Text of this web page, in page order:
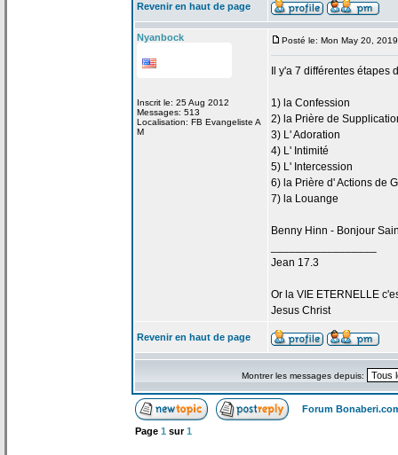
Revenir en haut de page
Nyanbock
Inscrit le: 25 Aug 2012
Messages: 513
Localisation: FB Evangeliste A
M
Posté le: Mon May 20,
Il y'a 7 différentes étapes
1) la Confession
2) la Prière de
3) L' Adoration
4) L' Intimité
5) L' Intercession
6) la Prière d' Actions de
7) la Louange
Benny Hinn - Bonjour
Jean 17.3
Or la VIE ETERNELLE
Jesus Christ
Revenir en haut de page
Montrer les messages depuis:
Forum
Page 1 sur1